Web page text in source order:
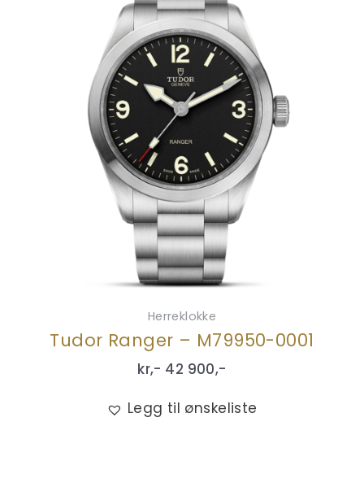
Herreklokke
Tudor Ranger – M79950-0001
kr,- 42 900,-
Legg til ønskeliste